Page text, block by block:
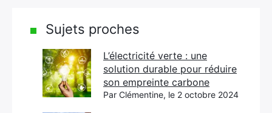
Sujets proches
L’électricité verte : une
solution durable pour réduire
son empreinte carbone
Par Clémentine, le 2 octobre 2024